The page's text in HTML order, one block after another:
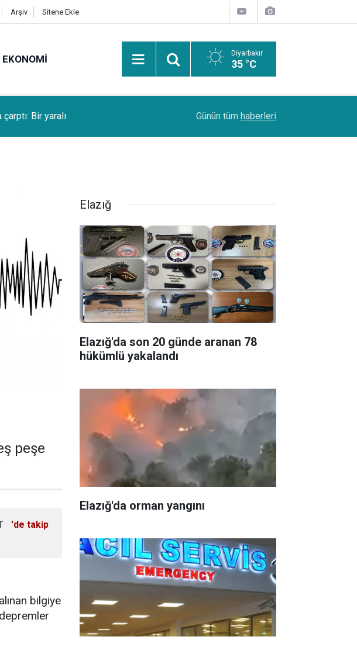
Arşiv Sitene Ekle
EKONOMI Diyarbakır
35 °C
Bir yaralı Siirt'te koruma altındaki 5 yaban keçisini
Günün tüm haberleri
peşe
'de takip
bilgiye
Elazığ
Elazığ'da son 20 günde aranan 78
hükümlü yakalandı
Elazığ'da orman yangını